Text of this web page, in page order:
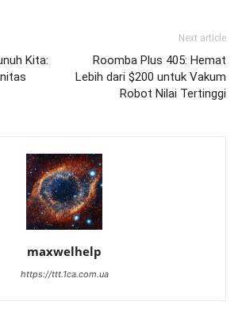
Kita:
Next article
Roomba Plus 405: Hemat
Lebih dari $200 untuk Vakum
Robot Nilai Tertinggi
maxwelhelp
https://ttt.1ca.com.ua